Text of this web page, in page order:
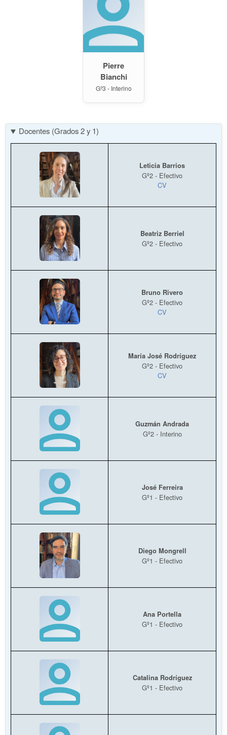
Pierre
Bianchi
Gº3 - Interino
Docentes (Grados 2 y 1)
Leticia Barrios
Gº2 - Efectivo
CV
Beatriz Berriel
Gº2 - Efectivo
Bruno Rivero
Gº2 - Efectivo
CV
María José Rodríguez
Gº2 - Efectivo
CV
Guzmán Andrada
Gº2 - Interino
José Ferreira
Gº1 - Efectivo
Diego Mongrell
Gº1 - Efectivo
Ana Portella
Gº1 - Efectivo
Catalina Rodríguez
Gº1 - Efectivo